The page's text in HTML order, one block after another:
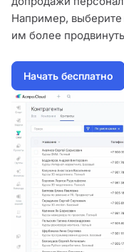
Например,
им более
Начать бесплатно